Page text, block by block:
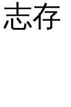
存